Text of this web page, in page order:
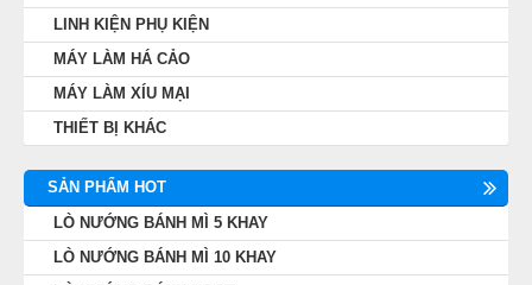
LINH KIỆN PHỤ KIỆN
MÁY LÀM HÁ CẢO
MÁY LÀM XÍU MẠI
THIẾT BỊ KHÁC
SẢN PHẨM HOT
LÒ NƯỚNG BÁNH MÌ 5 KHAY
LÒ NƯỚNG BÁNH MÌ 10 KHAY